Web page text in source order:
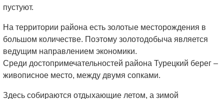
пустуют.
На территории района есть золотые месторождения в
большом количестве. Поэтому золотодобыча является
ведущим направлением экономики.
Среди достопримечательностей района Турецкий берег –
живописное место, между двумя сопками.
Здесь собираются отдыхающие летом, а зимой